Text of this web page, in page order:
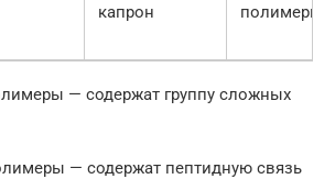
капрон
полимеры
— содержат группу сложных
— содержат пептидную связь